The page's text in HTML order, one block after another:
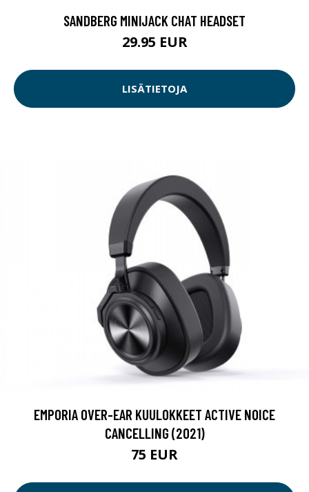
SANDBERG MINIJACK CHAT HEADSET
29.95 EUR
LISÄTIETOJA
EMPORIA OVER-EAR KUULOKKEET ACTIVE NOICE
CANCELLING (2021)
75 EUR